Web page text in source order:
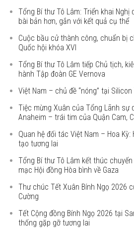
Tổng Bí thư Tô Lâm: Triển khai Nghị
bài bản hơn, gắn với kết quả cụ thể
Cuộc bầu cử thành công, chuẩn bị
Quốc hội khóa XVI
Tổng Bí thư Tô Lâm tiếp Chủ tịch,
hành Tập đoàn GE Vernova
Việt Nam – chủ đề “nóng” tại Silicon
Tiệc mừng Xuân của Tổng Lãnh sự
Anaheim – trái tim của Quận Cam,
Quan hệ đối tác Việt Nam – Hoa Kỳ:
tạo tương lai
Tổng Bí thư Tô Lâm kết thúc
mạc Hội đồng Hòa bình về Gaza
Thư chúc Tết Xuân Bính Ngọ 2026
Cường
Tết Cộng đồng Bính Ngọ 2026 tại
thống gặp gỡ tương lai